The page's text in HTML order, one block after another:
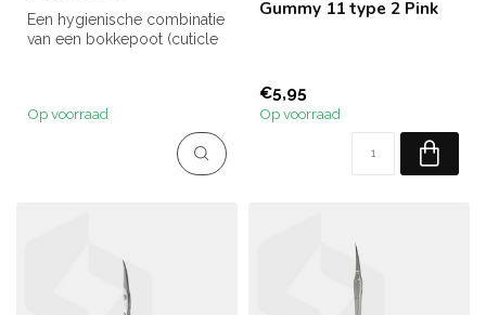
Een hygienische combinatie
van een bokkepoot (cuticle
Op voorraad
Gummy 11 type 2 Pink
€5,95
Op voorraad